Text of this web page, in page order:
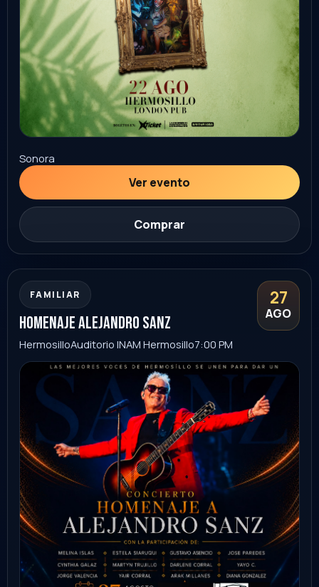
Sonora
Ver evento
Comprar
noche suprema
HermosilloCentro de Usos Múltiples5:00 PM
29